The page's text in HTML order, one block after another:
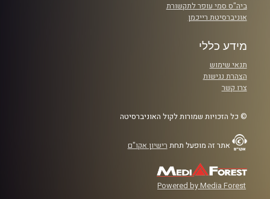
ביה"ס סמי עופר לתקשורת
אוניברסיטת רייכמן
מידע כללי
תנאי שימוש
הצהרת נגישות
צרו קשר
© כל הזכויות שמורות לקול האוניברסיטה
אתר זה מופעל תחת רישיון אקו"ם
Powered by Media Forest